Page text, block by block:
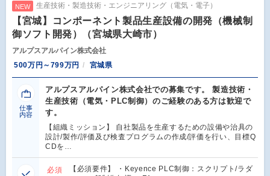
NEW 生産技術・製造技術・エンジニアリング（電気・電子）
【宮城】コンポーネント製品生産設備の開発（機械制
御ソフト開発）（宮城県大崎市）
アルプスアルパイン株式会社
500万円～799万円
宮城県
仕事
内容
アルプスアルパイン株式会社での募集です。 製造技術・
生産技術（電気・PLC制御）のご経験のある方は歓迎で
す。
【組織ミッション】 自社製品を生産するための設備や治具の
設計/製作/評価及び検査プログラムの作成/評価を行い、目標Q
CDを…
必須
【必須要件】 ・Keyence PLC制御：スクリプト/ラダ